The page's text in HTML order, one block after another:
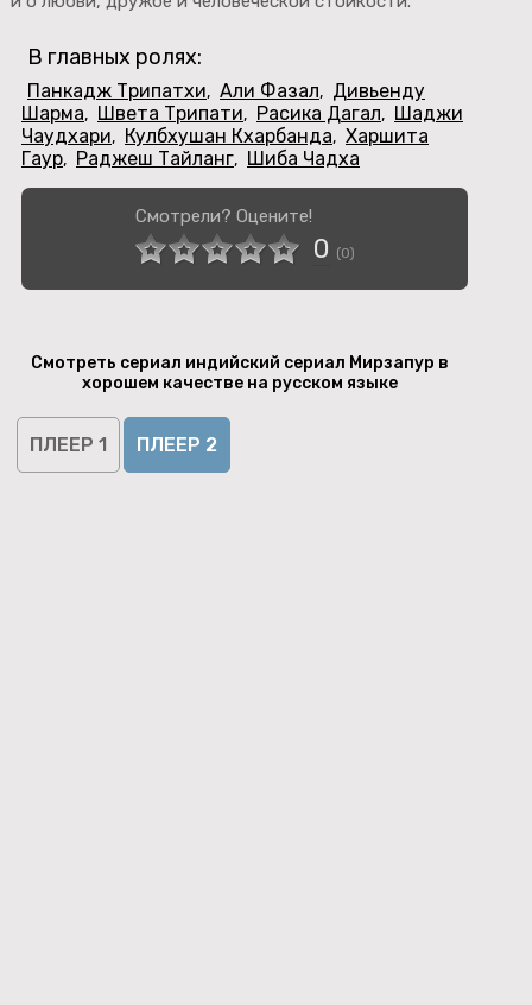
В главных ролях:
Панкадж Трипатхи, Али Фазал, Дивьенду
Шарма, Швета Трипати, Расика Дагал, Шаджи
Чаудхари, Кулбхушан Кхарбанда, Харшита
Гаур, Раджеш Тайланг, Шиба Чадха
Смотрели? Оцените!
0 (0)
Смотреть сериал индийский сериал Мирзапур в
хорошем качестве на русском языке
ПЛЕЕР 1 ПЛЕЕР 2